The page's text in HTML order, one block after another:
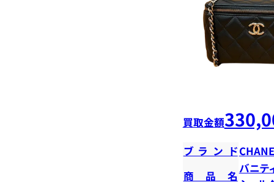
買取金額
ブランド
商品名
バニテ